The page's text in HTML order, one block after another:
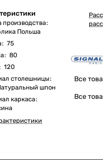
производства:
Польша
: 75
: 80
120
столешницы:
шпон
каркаса:
Все